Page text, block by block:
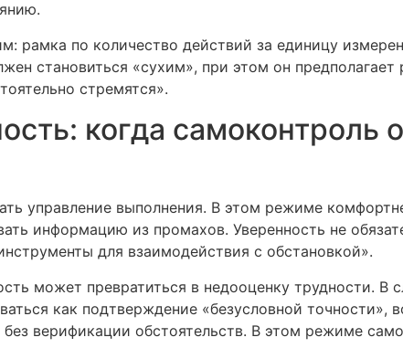
рамка по количество действий за единицу
становиться «сухим», при этом он
стремятся».
когда самоконтроль
управление выполнения. В этом режиме
информацию из промахов. Уверенность не
для взаимодействия с обстановкой».
может превратиться в недооценку трудности. В
как подтверждение «безусловной точности»,
верификации обстоятельств. В этом режиме